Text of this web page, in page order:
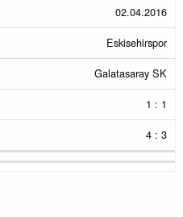
02.04.2016
Eskisehirspor
Galatasaray SK
1 : 1
4 : 3